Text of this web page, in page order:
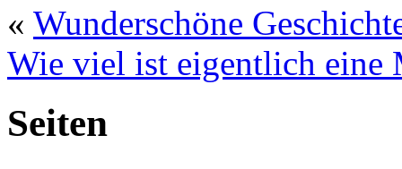
« Wunderschöne
Wie viel ist eigentlich
Seiten